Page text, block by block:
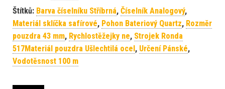
Štítků: Barva číselníku Stříbrná, Číselník Analogový,
Materiál sklíčka safírové, Pohon Bateriový Quartz, Rozměr
pouzdra 43 mm, Rychlostěžejky ne, Strojek Ronda
517Materiál pouzdra Ušlechtilá ocel, Určení Pánské,
Vodotěsnost 100 m